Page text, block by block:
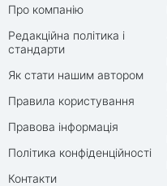
Про компанію
Редакційна політика і
стандарти
Як стати нашим автором
Правила користування
Правова інформація
Політика конфіденційності
Контакти